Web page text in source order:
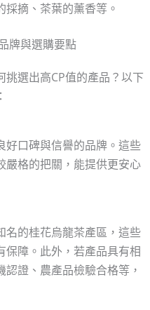
摘、茶葉的薰香等。
牌與選購要點
選出高CP值的產品？以下
好口碑與信譽的品牌。這些
嚴格的把關，能提供更安心
名的桂花烏龍茶產區，這些
保障。此外，若產品具有相
證、農產品檢驗合格等，